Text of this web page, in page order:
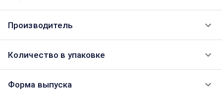
Производитель
Количество в упаковке
Форма выпуска